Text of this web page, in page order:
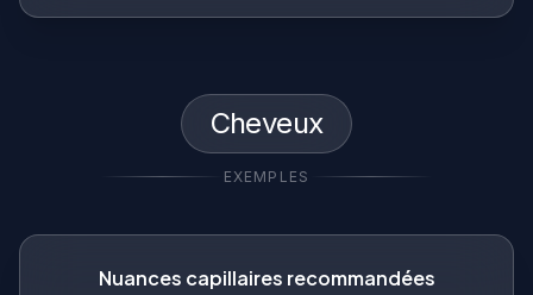
Cheveux
EXEMPLES
Nuances capillaires recommandées